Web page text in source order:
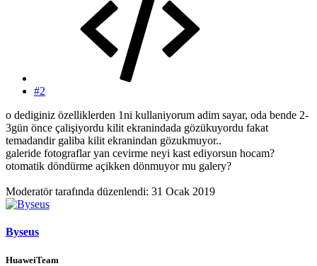
#2
o dediginiz özelliklerden 1ni kullaniyorum adim sayar, oda bende 2-
3gün önce çalişiyordu kilit ekranindada gözükuyordu fakat
temadandir galiba kilit ekranindan gözukmuyor..
galeride fotograflar yan cevirme neyi kast ediyorsun hocam?
otomatik döndürme açikken dönmuyor mu galery?
Moderatör tarafında düzenlendi: 31 Ocak 2019
Byseus
HuaweiTeam